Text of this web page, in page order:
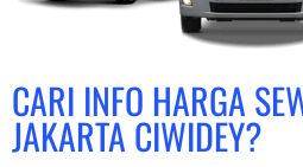
CARI INFO HARGA
JAKARTA CIWIDEY?